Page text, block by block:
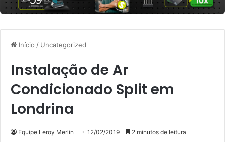
Início / Uncategorized
Instalação de Ar
Condicionado Split em
Londrina
Equipe Leroy Merlin 12/02/2019 2 minutos de leitura